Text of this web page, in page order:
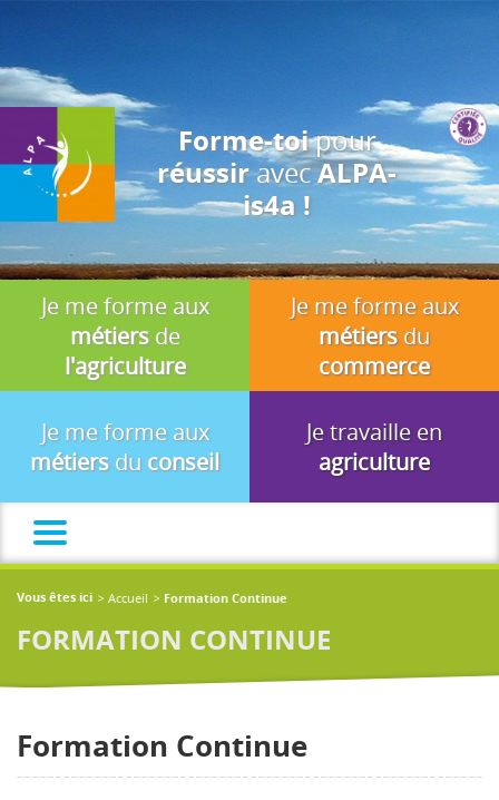
des fins d'analyse, de pertinence et de publicité.
Forme-toipour
réussiravecALPA-
is4a !
Je me forme aux
métiersde
l'agriculture
Je me forme aux
métiersdu
commerce
Je me forme aux
métiersdu conseil
Je travaille en
agriculture
Vous êtes ici Accueil Formation Continue
FORMATION CONTINUE
Formation Continue